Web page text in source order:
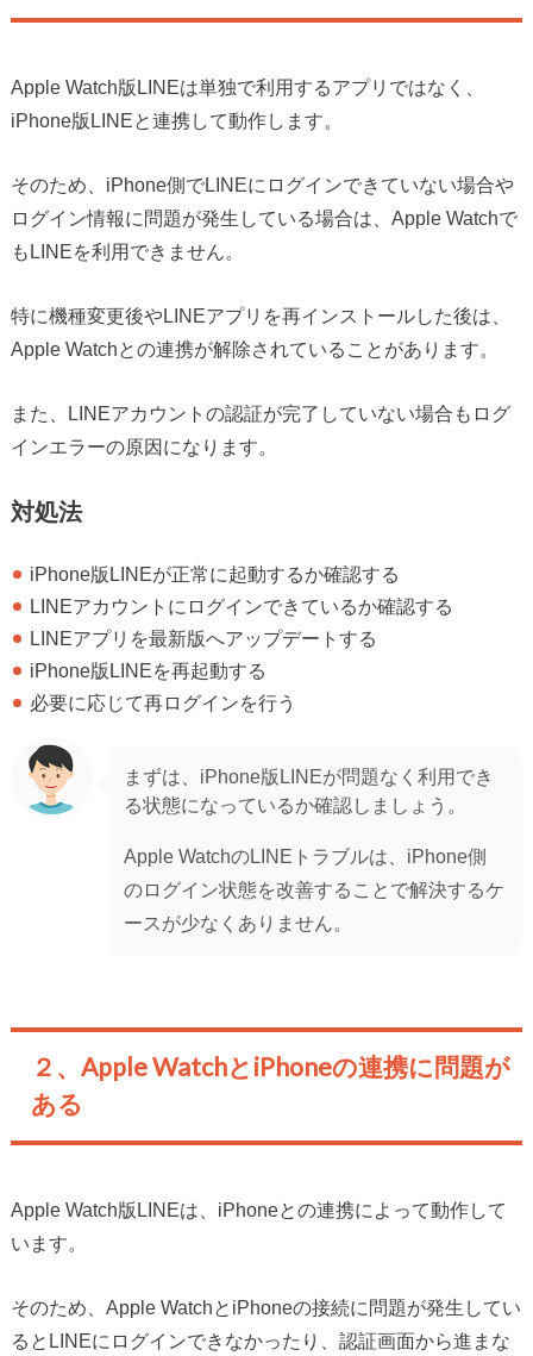
Apple Watch版LINEは単独で利用するアプリではなく、
iPhone版LINEと連携して動作します。
そのため、iPhone側でLINEにログインできていない場合や
ログイン情報に問題が発生している場合は、Apple Watchで
もLINEを利用できません。
特に機種変更後やLINEアプリを再インストールした後は、
Apple Watchとの連携が解除されていることがあります。
また、LINEアカウントの認証が完了していない場合もログ
インエラーの原因になります。
対処法
iPhone版LINEが正常に起動するか確認する
LINEアカウントにログインできているか確認する
LINEアプリを最新版へアップデートする
iPhone版LINEを再起動する
必要に応じて再ログインを行う
まずは、iPhone版LINEが問題なく利用でき
る状態になっているか確認しましょう。
Apple WatchのLINEトラブルは、iPhone側
のログイン状態を改善することで解決するケ
ースが少なくありません。
２、Apple WatchとiPhoneの連携に問題が
ある
Apple Watch版LINEは、iPhoneとの連携によって動作して
います。
そのため、Apple WatchとiPhoneの接続に問題が発生してい
るとLINEにログインできなかったり、認証画面から進まな